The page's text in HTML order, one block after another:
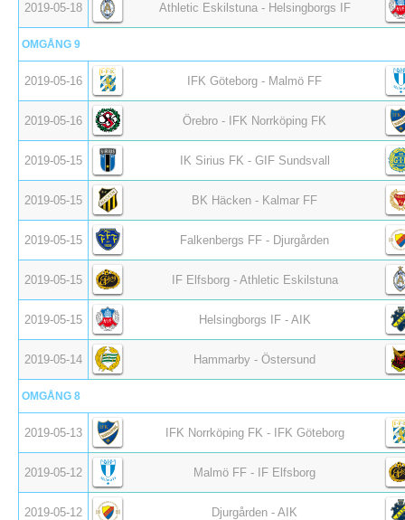
2019-05-18 Athletic Eskilstuna - Helsingborgs IF
OMGÅNG 9
2019-05-16 IFK Göteborg - Malmö FF
2019-05-16 Örebro - IFK Norrköping FK
2019-05-15 IK Sirius FK - GIF Sundsvall
2019-05-15 BK Häcken - Kalmar FF
2019-05-15 Falkenbergs FF - Djurgården
2019-05-15 IF Elfsborg - Athletic Eskilstuna
2019-05-15 Helsingborgs IF - AIK
2019-05-14 Hammarby - Östersund
OMGÅNG 8
2019-05-13 IFK Norrköping FK - IFK Göteborg
2019-05-12 Malmö FF - IF Elfsborg
2019-05-12 Djurgården - AIK